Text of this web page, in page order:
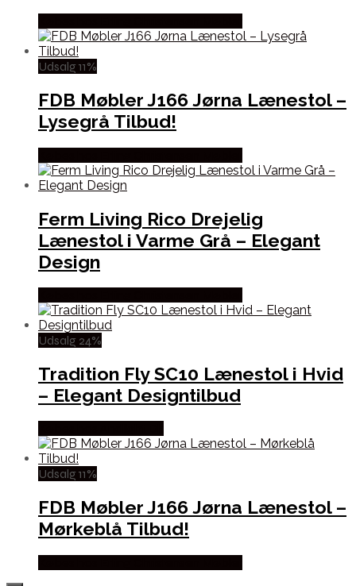
Udsalg 11%
FDB Møbler J166 Jørna Lænestol –
Lysegrå Tilbud!
Ferm Living Rico Drejelig
Lænestol i Varme Grå – Elegant
Design
Udsalg 24%
Tradition Fly SC10 Lænestol i Hvid
– Elegant Designtilbud
Udsalg 11%
FDB Møbler J166 Jørna Lænestol –
Mørkeblå Tilbud!